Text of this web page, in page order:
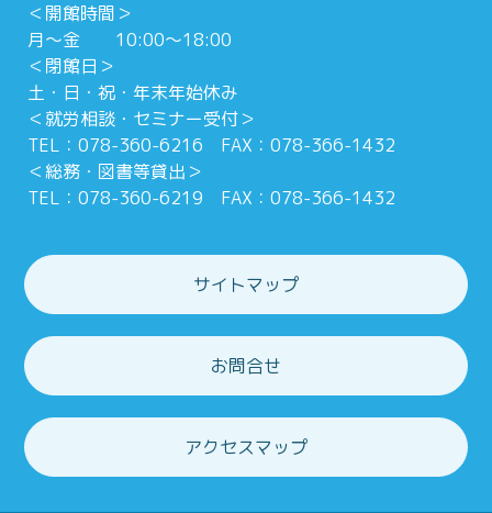
＜開館時間＞
月～金 10:00～18:00
＜閉館日＞
土・日・祝・年末年始休み
＜就労相談・セミナー受付＞
TEL：078-360-6216 FAX：078-366-1432
＜総務・図書等貸出＞
TEL：078-360-6219 FAX：078-366-1432
サイトマップ
お問合せ
アクセスマップ